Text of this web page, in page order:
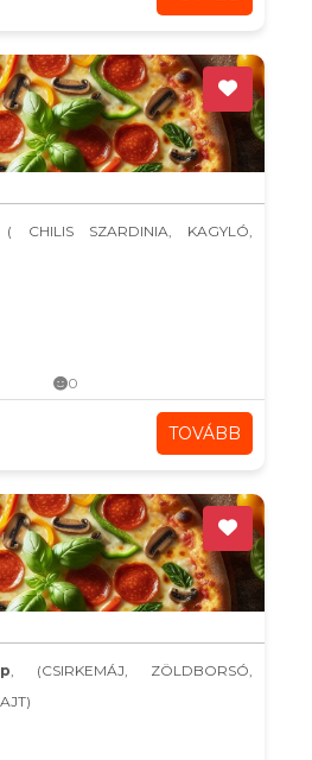
CHILIS SZARDINIA, KAGYLÓ,
0
TOVÁBB
, (CSIRKEMÁJ, ZÖLDBORSÓ,